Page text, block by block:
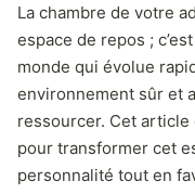
La chambre de votre
espace de repos ;
monde qui évolue
environnement sûr et
ressourcer. Cet
pour transformer cet
personnalité tout en